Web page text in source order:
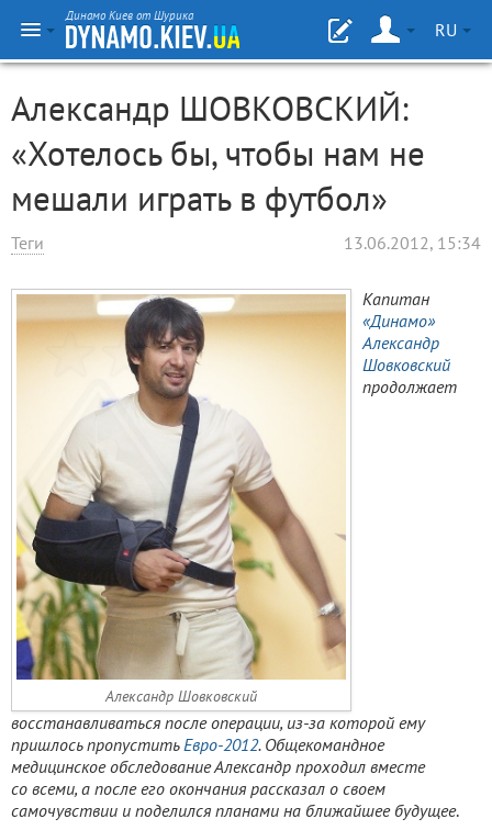
Динамо Киев от Шурика
RU
Александр ШОВКОВСКИЙ:
«Хотелось бы, чтобы нам не
мешали играть в футбол»
Теги 13.06.2012, 15:34
Александр Шовковский
Капитан
«Динамо»
Александр
Шовковский
продолжает
восстанавливаться после операции, из-за которой ему
пришлось пропустить Евро-2012. Общекомандное
медицинское обследование Александр проходил вместе
со всеми, а после его окончания рассказал о своем
самочувствии и поделился планами на ближайшее будущее.